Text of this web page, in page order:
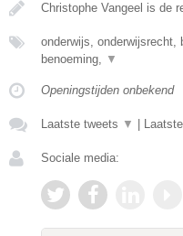
Christophe Vangeel is de
onderwijs,
benoeming, ▼
Openingstijden onbekend
Laatste tweets ▼
Sociale media: